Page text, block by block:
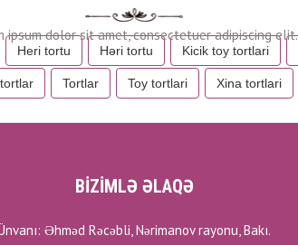
Heri tortu Həri tortu Kicik toy tortlari
Tortlar Toy tortlari Xina tortlari
BİZİMLƏ ƏLAQƏ
Əhməd Rəcəbli, Nərimanov rayonu, Bakı.